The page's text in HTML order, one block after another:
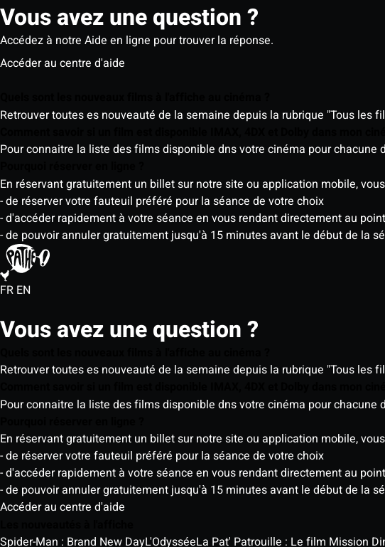
Vous avez une question ?
Accédez à notre Aide en ligne pour trouver la réponse.
Accéder au centre d'aide
Retrouver toutes es nouveauté de la semaine depuis la rubrique "Tous
Pour connaitre la liste des films disponible dns votre cinéma pour
En réservant gratuitement un billet sur notre site ou application mobile,
- de réserver votre fauteuil préféré pour la séance de votre choix
- d'accéder rapidement à votre séance en vous rendant directement au
- de pouvoir annuler gratuitement jusqu'à 15 minutes avant le début de la
FR EN
Vous avez une question ?
Retrouver toutes es nouveauté de la semaine depuis la rubrique "Tous
Pour connaitre la liste des films disponible dns votre cinéma pour
En réservant gratuitement un billet sur notre site ou application mobile,
- de réserver votre fauteuil préféré pour la séance de votre choix
- d'accéder rapidement à votre séance en vous rendant directement au
- de pouvoir annuler gratuitement jusqu'à 15 minutes avant le début de la
Accéder au centre d'aide
Spider-Man : Brand New DayL'OdysséeLa Pat' Patrouille : Le film Mission